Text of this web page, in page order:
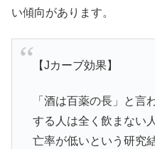
い傾向があります。
【Jカーブ効果】
「酒は百薬の長」と言
する人は全く飲まない
亡率が低いという研究